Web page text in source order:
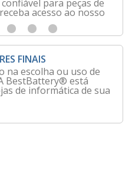
para peças de
acesso ao nosso
FINAIS
na escolha ou uso de
BestBattery® está
de informática de sua